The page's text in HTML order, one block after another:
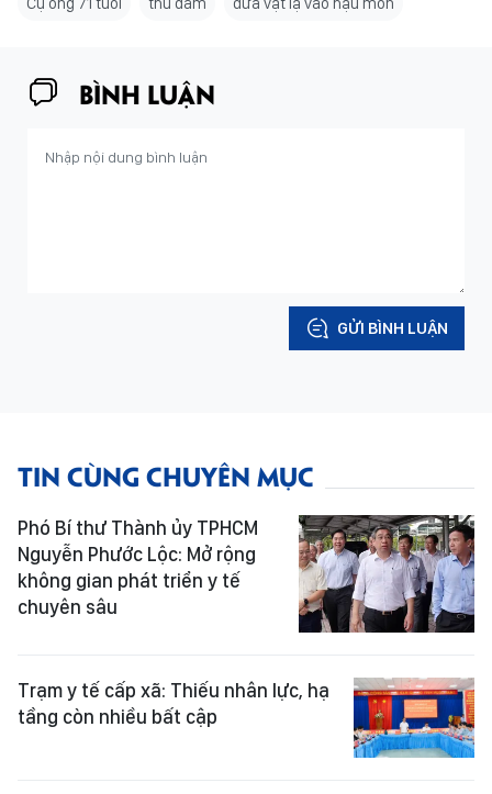
BÌNH LUẬN
GỬI BÌNH LUẬN
TIN CÙNG CHUYÊN MỤC
Phó Bí thư Thành ủy TPHCM
Nguyễn Phước Lộc: Mở rộng
không gian phát triển y tế
chuyên sâu
Trạm y tế cấp xã: Thiếu nhân lực, hạ
tầng còn nhiều bất cập